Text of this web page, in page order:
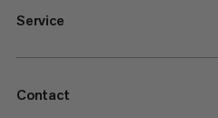
Service
Contact